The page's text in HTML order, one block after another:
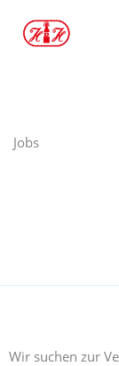
Inhalt
Jobs
Wir suchen zur